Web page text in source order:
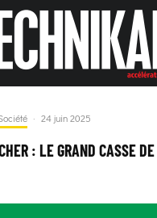
· 24 juin 2025
: LE GRAND CASSE